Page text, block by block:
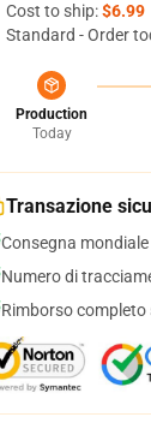
Cost to ship:$6.99
Standard - Order
Production
Today
Transazione
Consegna
Numero di
Rimborso